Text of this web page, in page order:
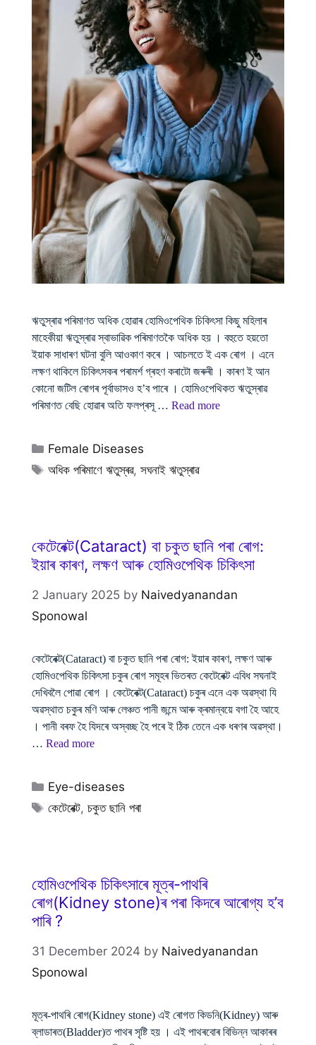
ঋতুস্ৰাৱ পৰিমাণত অধিক হোৱাৰ হোমিওপেথিক চিকিৎসা কিছু মহিলাৰ
মাহেকীয়া ঋতুস্ৰাৱ স্বাভাৱিক পৰিমাণতকৈ অধিক হয় । বহুতে হয়তো
ইয়াক সাধাৰণ ঘটনা বুলি আওকাণ কৰে । আচলতে ই এক ৰোগ । এনে
লক্ষণ থাকিলে চিকিৎসকৰ পৰামৰ্শ গ্ৰহণ কৰাটো জৰুৰী । কাৰণ ই আন
কোনো জটিল ৰোগৰ পূৰ্বাভাসও হ’ব পাৰে । হোমিওপেথিকত ঋতুস্ৰাৱ
পৰিমাণত বেছি হোৱাৰ অতি ফলপ্ৰসূ … Read more
Categories
Female Diseases
Tags
অধিক পৰিমাণে ঋতুস্ৰৱ,সঘনাই ঋতুস্ৰাৱ
কেটেৰেক্ট(Cataract) বা চকুত ছানি পৰা ৰোগ:
ইয়াৰ কাৰণ, লক্ষণ আৰু হোমিওপেথিক চিকিৎসা
2 January 2025 by Naivedyanandan
Sponowal
কেটেৰেক্ট(Cataract) বা চকুত ছানি পৰা ৰোগ: ইয়াৰ কাৰণ, লক্ষণ আৰু
হোমিওপেথিক চিকিৎসা চকুৰ ৰোগ সমূহৰ ভিতৰত কেটেৰেক্ট এবিধ সঘনাই
দেখিবলৈ পোৱা ৰোগ । কেটেৰেক্ট(Cataract) চকুৰ এনে এক অৱস্থা যি
অৱস্থাত চকুৰ মণি আৰু লেঞ্চত পানী জন্মে আৰু ক্ৰমান্বয়ে বগা হৈ আহে
। পানী বৰফ হৈ যিদৰে অস্বচ্ছ হৈ পৰে ই ঠিক তেনে এক ধৰণৰ অৱস্থা।
… Read more
Categories
Eye-diseases
Tags
কেটেৰেক্ট,চকুত ছানি পৰা
হোমিওপেথিক চিকিৎসাৰে মূত্ৰ-পাথৰি
ৰোগ(Kidney stone)ৰ পৰা কিদৰে আৰোগ্য হ’ব
পাৰি ?
31 December 2024 by Naivedyanandan
Sponowal
মূত্ৰ-পাথৰি ৰোগ(Kidney stone) এই ৰোগত কিডনি(Kidney) আৰু
ব্লাডাৰত(Bladder)ত পাথৰ সৃষ্টি হয় । এই পাথৰবোৰ বিভিন্ন আকাৰৰ